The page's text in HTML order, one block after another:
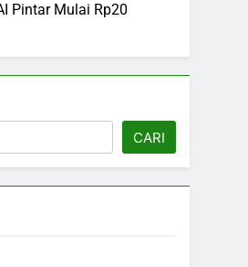
Pintar Mulai Rp20
CARI